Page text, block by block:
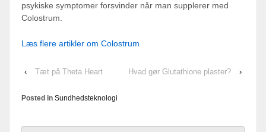
psykiske symptomer forsvinder når man supplerer med
Colostrum.
Læs flere artikler om Colostrum
‹ Tæt på Theta Heart Hvad gør Glutathione plaster? ›
Posted in Sundhedsteknologi